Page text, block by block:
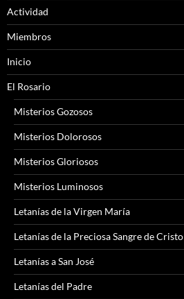
Actividad
Miembros
Inicio
El Rosario
Misterios Gozosos
Misterios Dolorosos
Misterios Gloriosos
Misterios Luminosos
Letanías de la Virgen María
Letanías de la Preciosa Sangre de Cristo
Letanías a San José
Letanías del Padre